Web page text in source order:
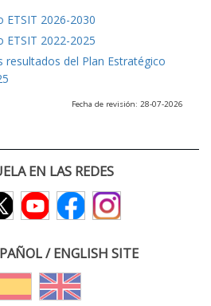
ETSIT 2026-2030
ETSIT 2022-2025
resultados del Plan Estratégico
Fecha de revisión: 28-07-2026
EN LAS REDES
/ ENGLISH SITE